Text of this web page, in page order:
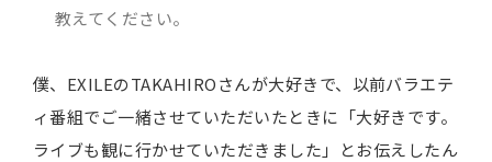
教えてください。
僕、EXILEのTAKAHIROさんが大好きで、以前バラエテ
ィ番組でご一緒させていただいたときに「大好きです。
ライブも観に行かせていただきました」とお伝えしたん